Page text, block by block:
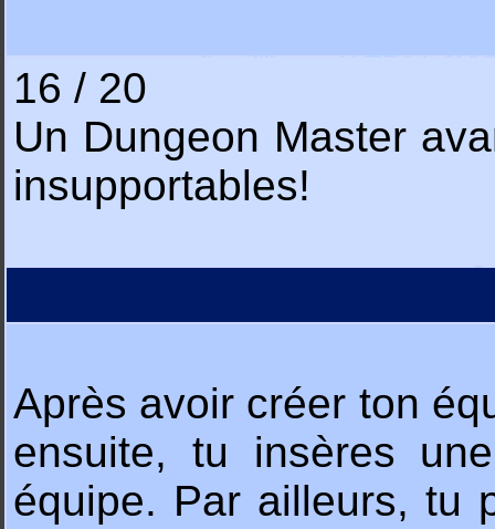
16 / 20
Un Dungeon Master
insupportables!
Après avoir créer ton
ensuite, tu insères
équipe. Par ailleurs, tu